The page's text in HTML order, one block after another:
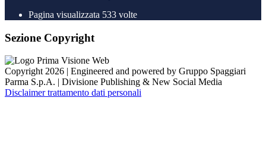
Pagina visualizzata 533 volte
Sezione Copyright
Copyright 2026 | Engineered and powered by Gruppo Spaggiari
Parma S.p.A. | Divisione Publishing & New Social Media
Disclaimer trattamento dati personali